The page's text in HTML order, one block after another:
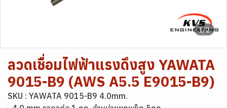
1/2
ลวดเชื่อมไฟฟ้าแรงดึงสูง YAWATA
9015-B9 (AWS A5.5 E9015-B9)
SKU : YAWATA 9015-B9 4.0mm.